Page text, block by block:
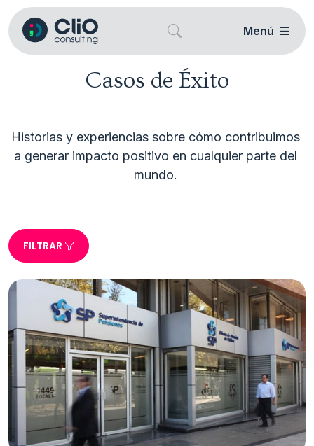
Menú
Casos de Éxito
Historias y experiencias sobre cómo contribuimos
a generar impacto positivo en cualquier parte del
FILTRAR